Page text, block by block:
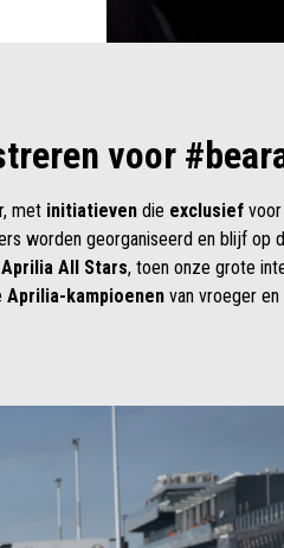
voor
met initiatieven die exclusief
worden georganiseerd en blijf op
Aprilia All Stars, toen onze grote
Aprilia-kampioenenvan vroeger